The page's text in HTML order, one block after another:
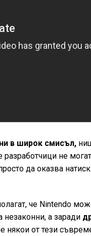
в широк смисъл,
не
да оказва
че Nintendo
а заради
някои от тези